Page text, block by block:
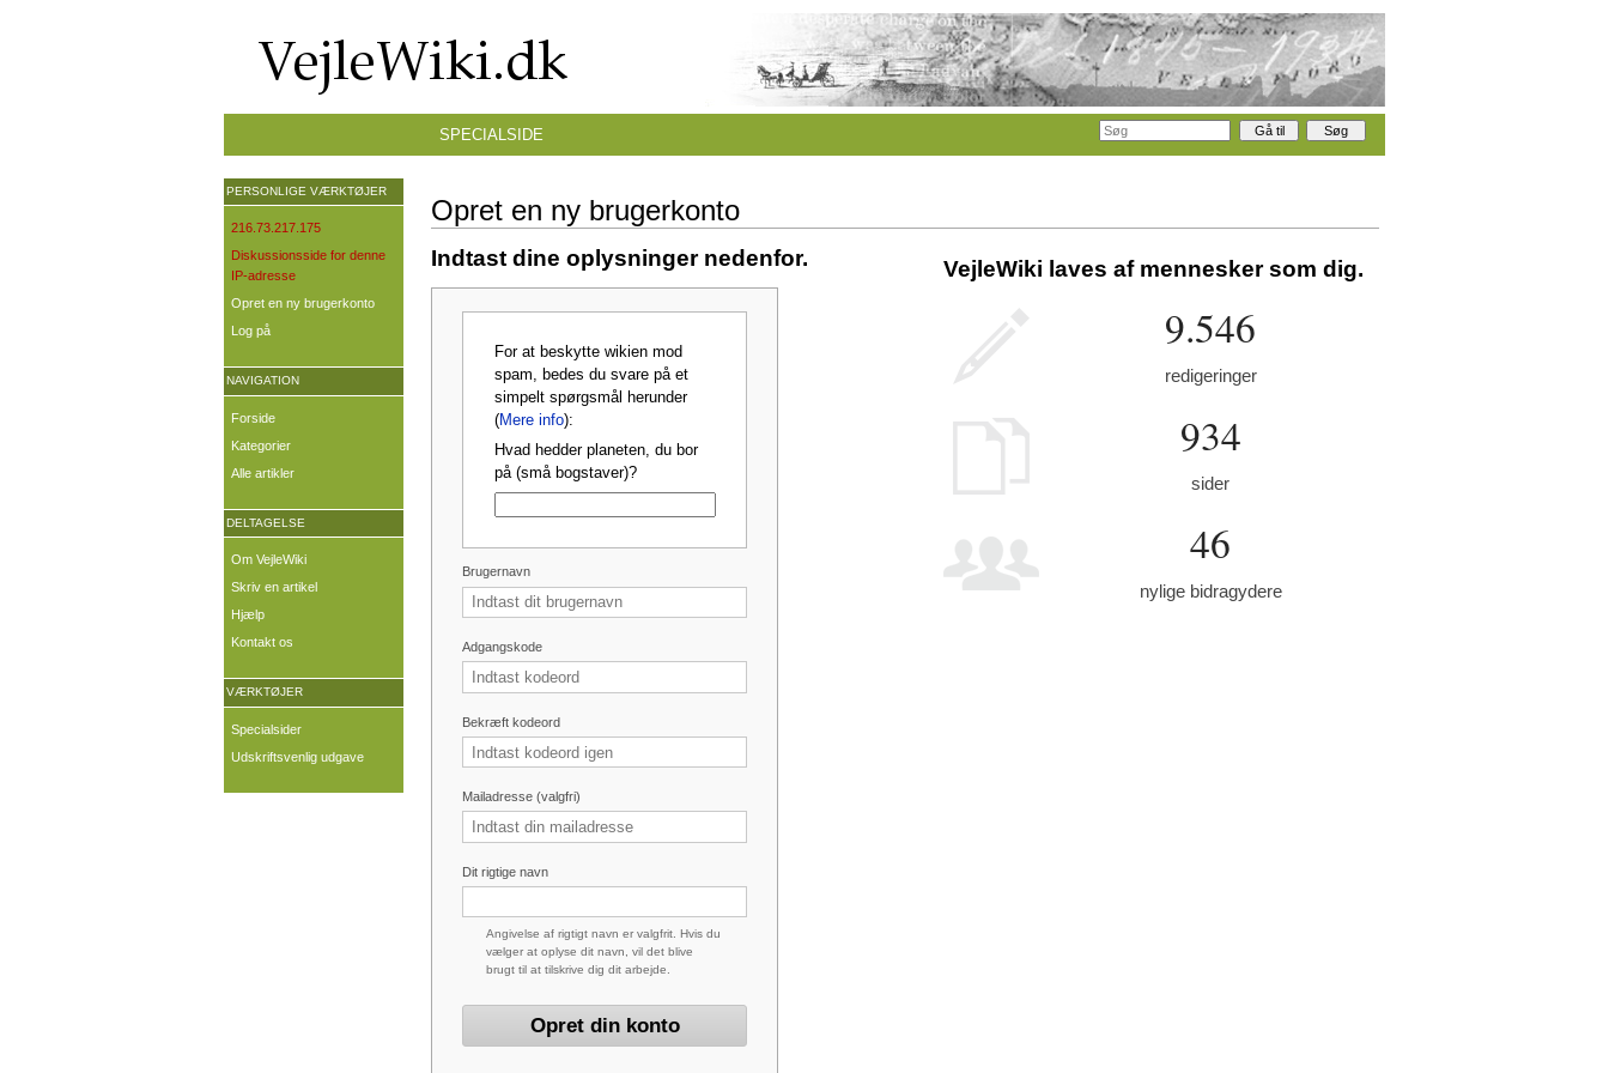
Opret en ny brugerkonto
Indtast dine oplysninger nedenfor.
For at beskytte wikien mod
spam, bedes du svare på et
simpelt spørgsmål herunder
(Mere info):
Hvad hedder planeten, du bor
på (små bogstaver)?
Brugernavn
Adgangskode
Bekræft kodeord
Mailadresse (valgfri)
Dit rigtige navn
Angivelse af rigtigt navn er valgfrit. Hvis du
vælger at oplyse dit navn, vil det blive
brugt til at tilskrive dig dit arbejde.
VejleWiki laves af mennesker som dig.
9.546
redigeringer
934
sider
46
nylige bidragydere
SPECIALSIDE
PERSONLIGE VÆRKTØJER
216.73.217.175
Diskussionsside for denne
IP-adresse
Opret en ny brugerkonto
Log på
NAVIGATION
Forside
Kategorier
Alle artikler
DELTAGELSE
Om VejleWiki
Skriv en artikel
Hjælp
Kontakt os
VÆRKTØJER
Specialsider
Udskriftsvenlig udgave